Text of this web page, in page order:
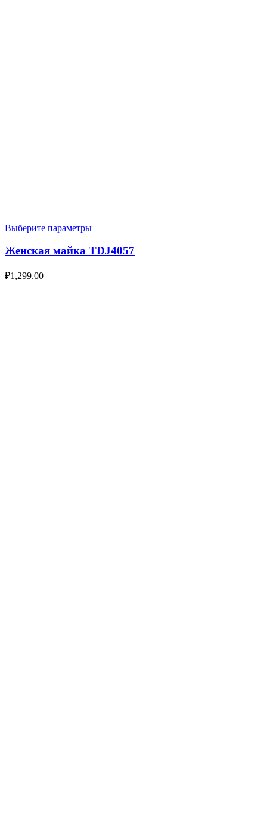
Выберите параметры
Женская майка TDJ4057
₽1,299.00